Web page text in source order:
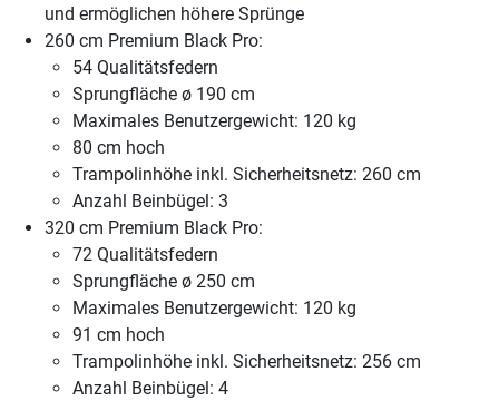
und ermöglichen höhere Sprünge
260 cm Premium Black Pro:
54 Qualitätsfedern
Sprungfläche ø 190 cm
Maximales Benutzergewicht: 120 kg
80 cm hoch
Trampolinhöhe inkl. Sicherheitsnetz: 260 cm
Anzahl Beinbügel: 3
320 cm Premium Black Pro:
72 Qualitätsfedern
Sprungfläche ø 250 cm
Maximales Benutzergewicht: 120 kg
91 cm hoch
Trampolinhöhe inkl. Sicherheitsnetz: 256 cm
Anzahl Beinbügel: 4